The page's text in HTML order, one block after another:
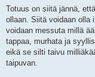
e
t
i
Totuus on siitä jännä,
ollaan. Siitä voidaan olla
voidaan messuta millä
tappaa, murhata ja
eikä se silti taivu
taipuvan.